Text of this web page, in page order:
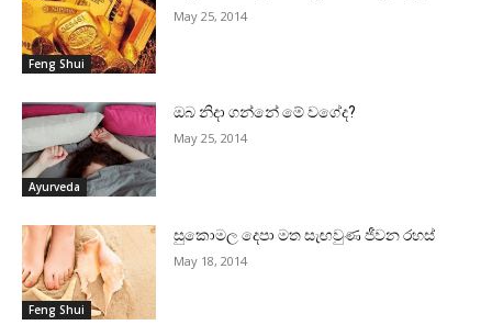
Feng Shui
May 25, 2014
Ayurveda
ඔබ නිදා ගන්නේ මේ වගේද?
May 25, 2014
Feng Shui
සුකොමල දෙපා මත සැඟවුණ ජීවන රහස්‌
May 18, 2014